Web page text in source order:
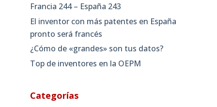
Francia 244 – España 243
El inventor con más patentes en España
pronto será francés
¿Cómo de «grandes» son tus datos?
Top de inventores en la OEPM
Categorías